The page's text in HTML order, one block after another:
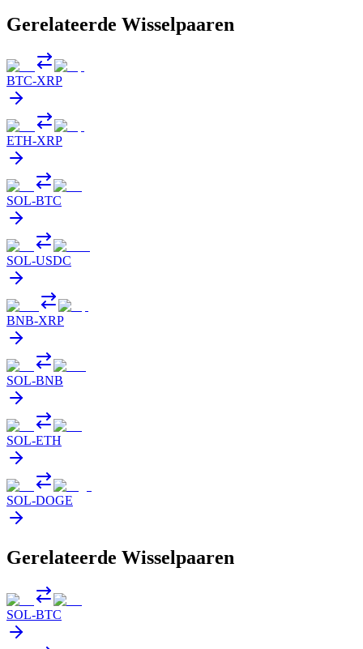
Gerelateerde Wisselpaaren
BTC-XRP
ETH-XRP
SOL-BTC
SOL-USDC
BNB-XRP
SOL-BNB
SOL-ETH
SOL-DOGE
Gerelateerde Wisselpaaren
SOL-BTC